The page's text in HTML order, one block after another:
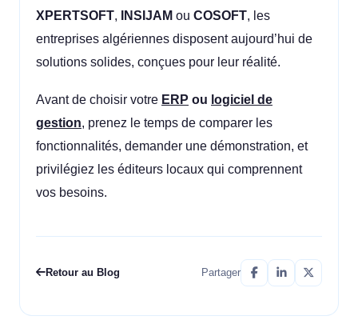
XPERTSOFT, INSIJAM ou COSOFT, les
entreprises algériennes disposent aujourd’hui de
solutions solides, conçues pour leur réalité.
Avant de choisir votre ERP ou logiciel de
gestion, prenez le temps de comparer les
fonctionnalités, demander une démonstration, et
privilégiez les éditeurs locaux qui comprennent
vos besoins.
Retour au Blog Partager